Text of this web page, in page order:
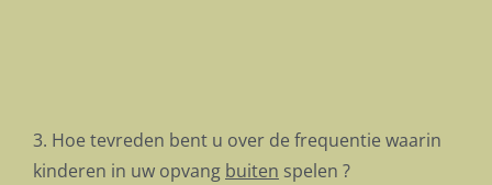
3. Hoe tevreden bent u over de frequentie waarin
kinderen in uw opvang buiten spelen ?